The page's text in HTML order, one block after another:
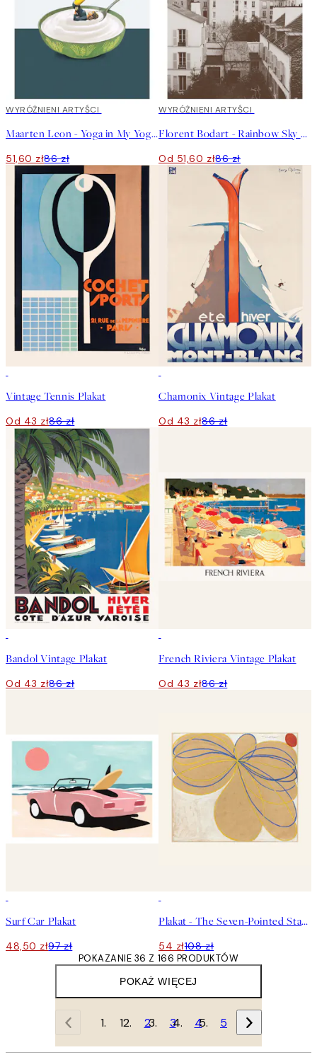
40%*
WYRÓŻNIENI ARTYŚCI
Maarten Leon - Yoga in My Yoghurt Plakat
51,60 zł86 zł
40%*
WYRÓŻNIENI ARTYŚCI
Florent Bodart - Rainbow Sky Above Paris Plakat
Od 51,60 zł86 zł
Vintage Tennis Plakat
Od 43 zł86 zł
Chamonix Vintage Plakat
Od 43 zł86 zł
Bandol Vintage Plakat
Od 43 zł86 zł
French Riviera Vintage Plakat
Od 43 zł86 zł
Surf Car Plakat
48,50 zł97 zł
Plakat - The Seven-Pointed Star No.1 by Hilma af Klint
54 zł108 zł
POKAŻ WIĘCEJ
POKAZANIE 36 Z 166 PRODUKTÓW
1 2 3 4 5